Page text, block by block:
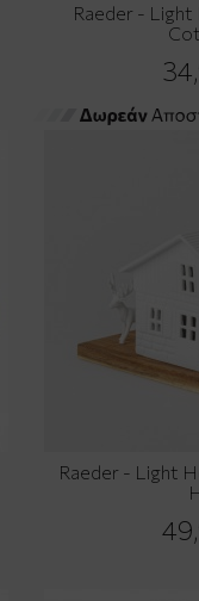
Raeder -
Raeder - Light